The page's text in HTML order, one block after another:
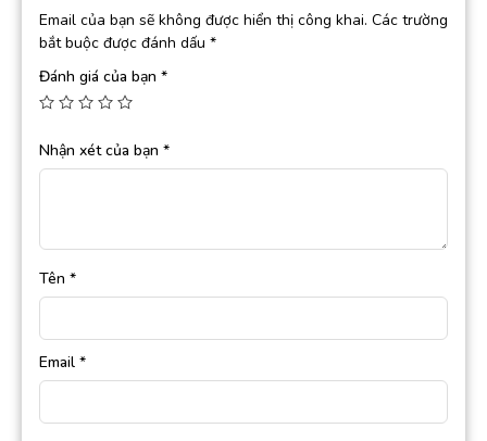
Email của bạn sẽ không được hiển thị công khai. Các trường
bắt buộc được đánh dấu *
Đánh giá của bạn *
Nhận xét của bạn *
Tên *
Email *